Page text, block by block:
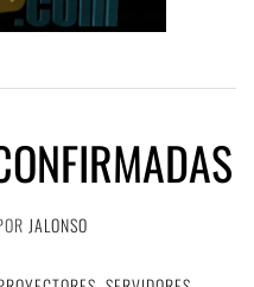
JALONSO